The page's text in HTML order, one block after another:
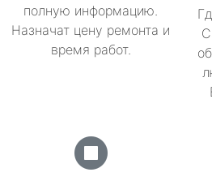
полную информацию.
Назначат цену ремонта и
время работ.